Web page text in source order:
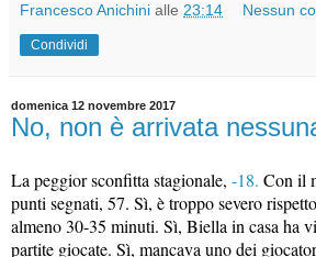
Francesco Anichini alle 23:14 Nessun
Condividi
domenica 12 novembre 2017
No, non è arrivata
La peggior sconfitta stagionale, -18. Con il
punti segnati, 57. Sì, è troppo severo
almeno 30-35 minuti. Sì, Biella in casa ha
partite giocate. Sì, mancava uno dei